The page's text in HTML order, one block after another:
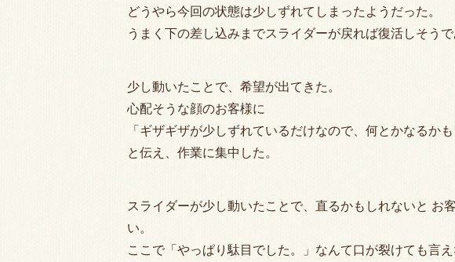
どうやら今回の状態は少しずれてしまったようだった。
うまく下の差し込みまでスライダーが戻れば復活しそうで
少し動いたことで、希望が出てきた。
心配そうな顔のお客様に
「ギザギザが少しずれているだけなので、何とかなるかも
と伝え、作業に集中した。
スライダーが少し動いたことで、直るかもしれないと お
い。
ここで「やっぱり駄目でした。」なんて口が裂けても言え